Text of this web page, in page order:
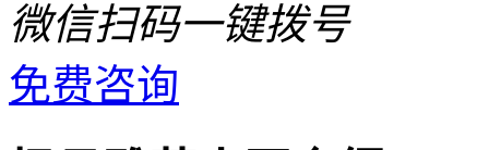
微信扫码一键拨号
免费咨询